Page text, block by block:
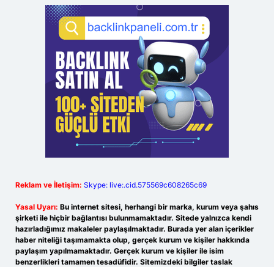
Reklam ve İletişim: Skype: live:.cid.575569c608265c69
Yasal Uyarı: Bu internet sitesi, herhangi bir marka, kurum veya şahıs
şirketi ile hiçbir bağlantısı bulunmamaktadır. Sitede yalnızca kendi
hazırladığımız makaleler paylaşılmaktadır. Burada yer alan içerikler
haber niteliği taşımamakta olup, gerçek kurum ve kişiler hakkında
paylaşım yapılmamaktadır. Gerçek kurum ve kişiler ile isim
benzerlikleri tamamen tesadüfidir. Sitemizdeki bilgiler taslak